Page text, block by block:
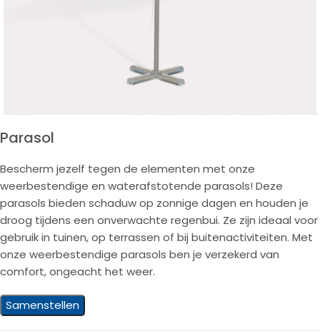
Parasol
Bescherm jezelf tegen de elementen met onze
weerbestendige en waterafstotende parasols! Deze
parasols bieden schaduw op zonnige dagen en houden je
droog tijdens een onverwachte regenbui. Ze zijn ideaal voor
gebruik in tuinen, op terrassen of bij buitenactiviteiten. Met
onze weerbestendige parasols ben je verzekerd van
comfort, ongeacht het weer.
Samenstellen